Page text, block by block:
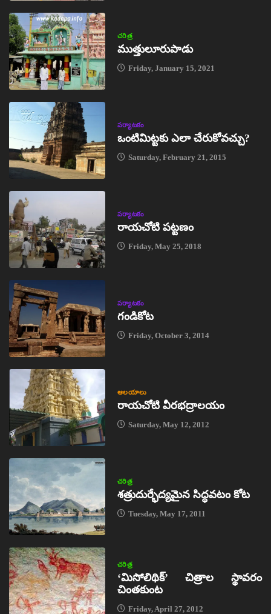
చరిత్ర
ముత్తులూరుపాడు
Friday, January 15, 2021
పర్యాటకం
ఒంటిమిట్టకు ఎలా చేరుకోవచ్చు?
Saturday, February 21, 2015
పర్యాటకం
రాయచోటి పట్టణం
Friday, May 25, 2018
పర్యాటకం
గండికోట
Friday, October 3, 2014
ఆలయాలు
రాయచోటి వీరభద్రాలయం
Saturday, May 12, 2012
చరిత్ర
శత్రుదుర్భేద్యమైన సిద్ధవటం కోట
Tuesday, May 17, 2011
చరిత్ర
‘మిసోలిథిక్‌’ చిత్రాల స్థావరం
చింతకుంట
Friday, April 27, 2012